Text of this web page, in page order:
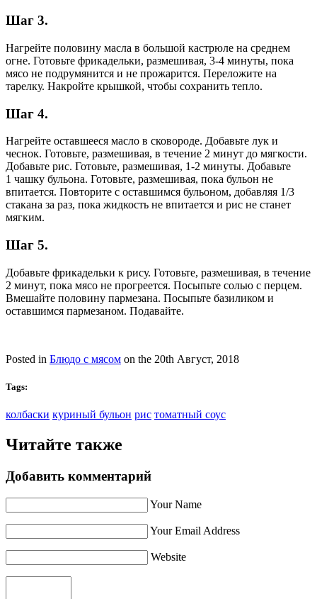
Шаг 3.
Нагрейте половину масла в большой кастрюле на среднем
огне. Готовьте фрикадельки, размешивая, 3-4 минуты, пока
мясо не подрумянится и не прожарится. Переложите на
тарелку. Накройте крышкой, чтобы сохранить тепло.
Шаг 4.
Нагрейте оставшееся масло в сковороде. Добавьте лук и
чеснок. Готовьте, размешивая, в течение 2 минут до мягкости.
Добавьте рис. Готовьте, размешивая, 1-2 минуты. Добавьте
1 чашку бульона. Готовьте, размешивая, пока бульон не
впитается. Повторите с оставшимся бульоном, добавляя 1/3
стакана за раз, пока жидкость не впитается и рис не станет
мягким.
Шаг 5.
Добавьте фрикадельки к рису. Готовьте, размешивая, в течение
2 минут, пока мясо не прогреется. Посыпьте солью с перцем.
Вмешайте половину пармезана. Посыпьте базиликом и
оставшимся пармезаном. Подавайте.
Posted in Блюдо с мясом on the 20th Август, 2018
Tags:
колбаски куриный бульон рис томатный соус
Читайте также
Добавить комментарий
Your Name
Your Email Address
Website